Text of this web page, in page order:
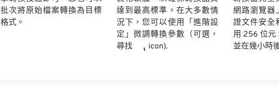
批次將原始檔案轉換為目標
格式。
達到最高標準。在大多數情
況下，您可以使用「進階設
定」微調轉換參數（可選，
尋找
icon).
網路瀏覽器
證文件安全
用 256 位元
並在幾小時